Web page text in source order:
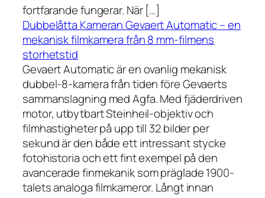
fortfarande fungerar. När […]
Dubbelåtta Kameran Gevaert Automatic – en
mekanisk filmkamera från 8 mm-filmens
storhetstid
Gevaert Automatic är en ovanlig mekanisk
dubbel-8-kamera från tiden före Gevaerts
sammanslagning med Agfa. Med fjäderdriven
motor, utbytbart Steinheil-objektiv och
filmhastigheter på upp till 32 bilder per
sekund är den både ett intressant stycke
fotohistoria och ett fint exempel på den
avancerade finmekanik som präglade 1900-
talets analoga filmkameror. Långt innan